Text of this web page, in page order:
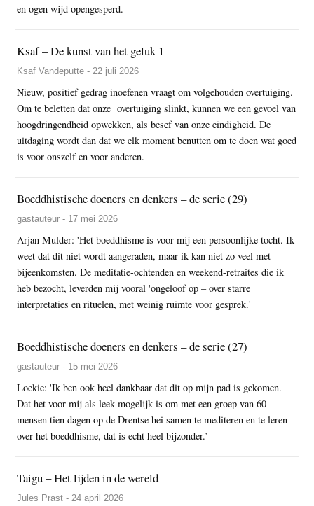
en ogen wijd opengesperd.
Ksaf – De kunst van het geluk 1
Ksaf Vandeputte - 22 juli 2026
Nieuw, positief gedrag inoefenen vraagt om volgehouden overtuiging.
Om te beletten dat onze overtuiging slinkt, kunnen we een gevoel van
hoogdringendheid opwekken, als besef van onze eindigheid. De
uitdaging wordt dan dat we elk moment benutten om te doen wat goed
is voor onszelf en voor anderen.
Boeddhistische doeners en denkers – de serie (29)
gastauteur - 17 mei 2026
Arjan Mulder: 'Het boeddhisme is voor mij een persoonlijke tocht. Ik
weet dat dit niet wordt aangeraden, maar ik kan niet zo veel met
bijeenkomsten. De meditatie-ochtenden en weekend-retraites die ik
heb bezocht, leverden mij vooral 'ongeloof op – over starre
interpretaties en rituelen, met weinig ruimte voor gesprek.'
Boeddhistische doeners en denkers – de serie (27)
gastauteur - 15 mei 2026
Loekie: 'Ik ben ook heel dankbaar dat dit op mijn pad is gekomen.
Dat het voor mij als leek mogelijk is om met een groep van 60
mensen tien dagen op de Drentse hei samen te mediteren en te leren
over het boeddhisme, dat is echt heel bijzonder.’
Taigu – Het lijden in de wereld
Jules Prast - 24 april 2026